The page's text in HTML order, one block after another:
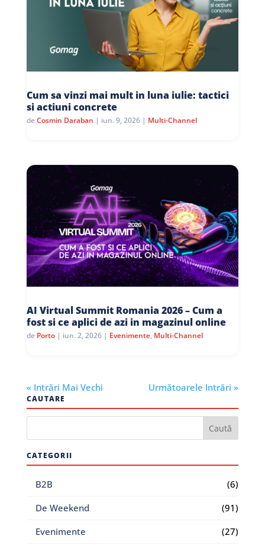
Cum sa vinzi mai mult in luna iulie: tactici
si actiuni concrete
deCosmin Daraban | iun. 9, 2026| Multi-Channel
AI Virtual Summit Romania 2026 – Cum a
fost si ce aplici de azi in magazinul online
de Porto| iun. 2, 2026| Evenimente, Multi-Channel
« Intrări Mai Vechi Următoarele Intrări »
CAUTARE
CATEGORII
B2B
(6)
De Weekend
(91)
Evenimente
(27)